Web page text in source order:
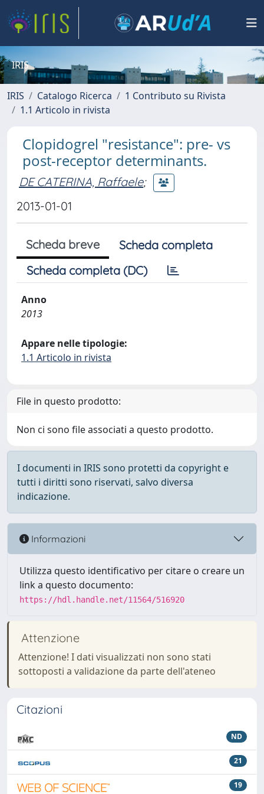
IRIS
IRIS Catalogo Ricerca
1 Contributo su Rivista
1.1 Articolo in rivista
Clopidogrel "resistance": pre- vs
post-receptor determinants.
DE CATERINA, Raffaele;
2013-01-01
Scheda breve
Scheda completa
Scheda completa (DC)
Anno
2013
Appare nelle tipologie:
1.1 Articolo in rivista
File in questo prodotto:
Non ci sono file associati a questo prodotto.
I documenti in IRIS sono protetti da copyright e
tutti i diritti sono riservati, salvo diversa
indicazione.
Informazioni
Utilizza questo identificativo per citare o creare un
link a questo documento:
https://hdl.handle.net/11564/516920
Attenzione
Attenzione! I dati visualizzati non sono stati
sottoposti a validazione da parte dell'ateneo
Citazioni
ND
21
19